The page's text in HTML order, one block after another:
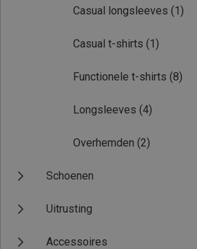
Casual longsleeves (1)
Casual t-shirts (1)
Functionele t-shirts (8)
Longsleeves (4)
Overhemden (2)
Schoenen
Uitrusting
Accessoires